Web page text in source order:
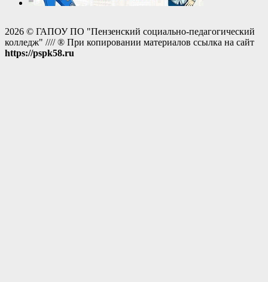
2026 © ГАПОУ ПО "Пензенский социально-педагогический
колледж" //// ® При копировании материалов ссылка на сайт
https://pspk58.ru